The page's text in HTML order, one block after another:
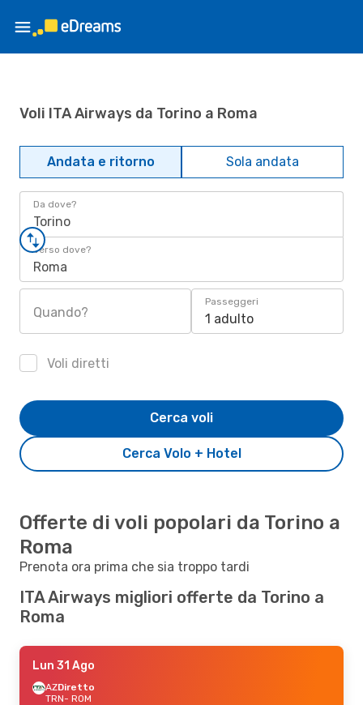
Voli ITA Airways da Torino a Roma
Andata e ritorno Sola andata
Da dove?
Torino
Verso dove?
Roma
Quando?
Passeggeri
1 adulto
Voli diretti
Cerca Volo + Hotel
Cerca voli
Offerte di voli popolari da Torino a
Roma
Prenota ora prima che sia troppo tardi
ITA Airways migliori offerte da Torino a
Roma
Lun 31 Ago
AZDiretto
TRN- ROM